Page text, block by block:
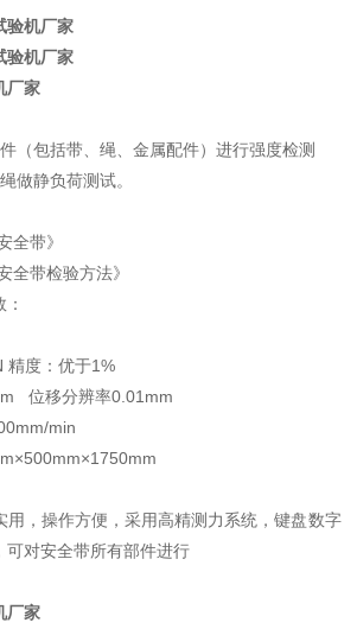
验机厂家
验机厂家
厂家
包括带、绳、金属配件）进行强度检测
静负荷测试。
带》
带检验方法》
度：优于1%
位移分辨率0.01mm
min
，操作方便，采用高精测力系统，键盘数字
可对安全带所有部件进行
厂家